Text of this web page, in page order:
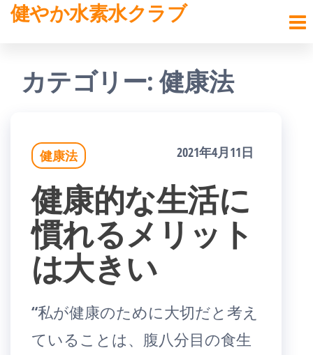
コ健やか水素水クラブ
カテゴリー:健康法
健康法 2021年4月11日
健康的な生活に
慣れるメリット
は大きい
“私が健康のために大切だと考え
ていることは、腹八分目の食生